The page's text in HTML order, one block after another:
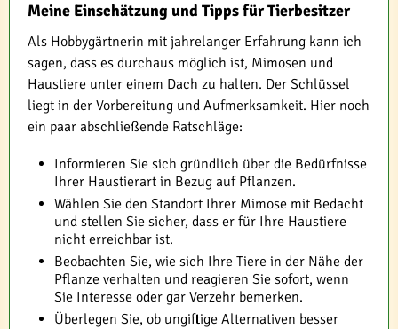
Meine Einschätzung und Tipps für Tierbesitzer
Als Hobbygärtnerin mit jahrelanger Erfahrung kann ich
sagen, dass es durchaus möglich ist, Mimosen und
Haustiere unter einem Dach zu halten. Der Schlüssel
liegt in der Vorbereitung und Aufmerksamkeit. Hier noch
ein paar abschließende Ratschläge:
Informieren Sie sich gründlich über die Bedürfnisse
Ihrer Haustierart in Bezug auf Pflanzen.
Wählen Sie den Standort Ihrer Mimose mit Bedacht
und stellen Sie sicher, dass er für Ihre Haustiere
nicht erreichbar ist.
Beobachten Sie, wie sich Ihre Tiere in der Nähe der
Pflanze verhalten und reagieren Sie sofort, wenn
Sie Interesse oder gar Verzehr bemerken.
Überlegen Sie, ob ungiftige Alternativen besser